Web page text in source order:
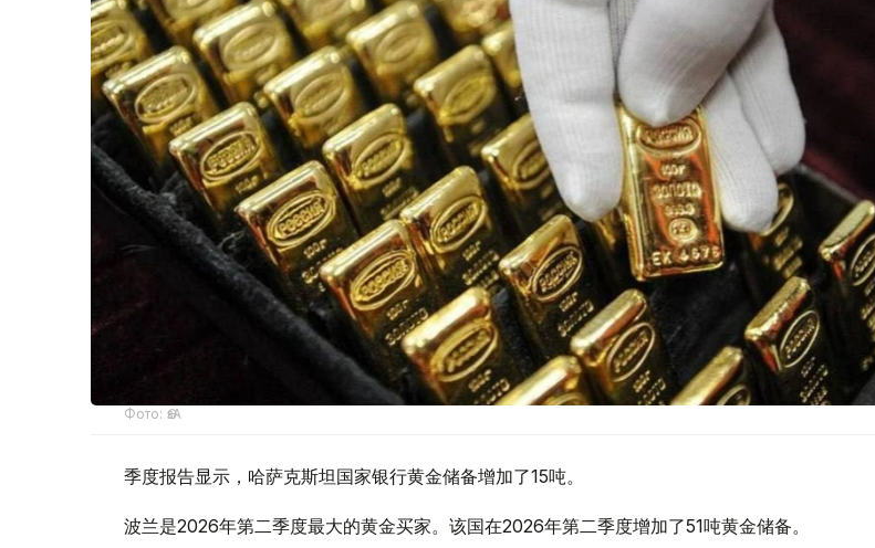
Фото: ӨзА
季度报告显示，哈萨克斯坦国家银行黄金储备增加了15吨。
波兰是2026年第二季度最大的黄金买家。该国在2026年第二季度增加了51吨黄金储备。